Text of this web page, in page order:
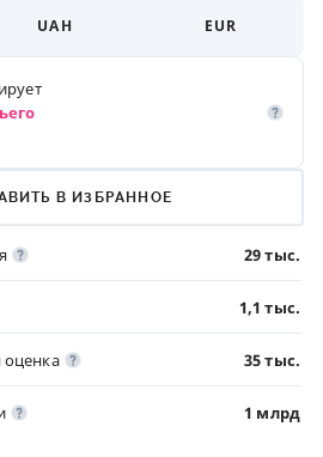
UAH EUR
В ИЗБРАННОЕ
29 тыс.
1,1 тыс.
35 тыс.
1 млрд